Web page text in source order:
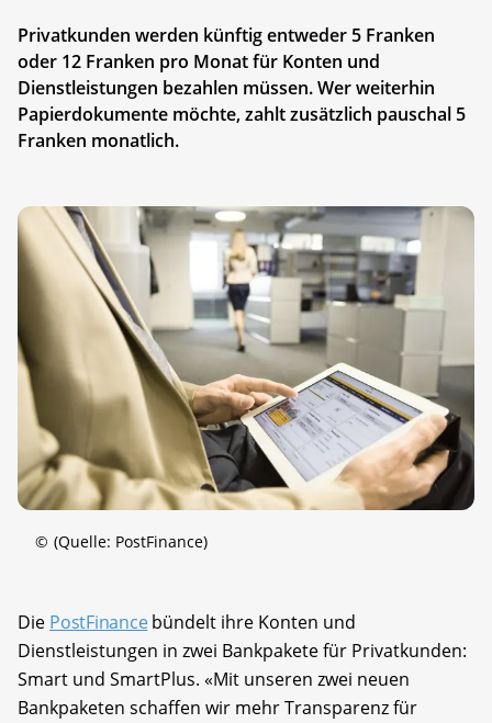
Privatkunden werden künftig entweder 5 Franken
oder 12 Franken pro Monat für Konten und
Dienstleistungen bezahlen müssen. Wer weiterhin
Papierdokumente möchte, zahlt zusätzlich pauschal 5
Franken monatlich.
© (Quelle: PostFinance)
Die PostFinancebündelt ihre Konten und
Dienstleistungen in zwei Bankpakete für Privatkunden:
Smart und SmartPlus. «Mit unseren zwei neuen
Bankpaketen schaffen wir mehr Transparenz für